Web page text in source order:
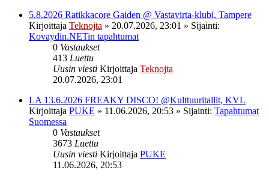
5.8.2026 Ratikkacore Gaiden @ Vastavirta-klubi, Tampere
Kirjoittaja Teknojta » 20.07.2026, 23:01 » Sijainti:
Kovaydin.NETin tapahtumat
0 Vastaukset
413 Luettu
Uusin viesti Kirjoittaja Teknojta
20.07.2026, 23:01
LA 13.6.2026 FREAKY DISCO! @Kulttuuritallit, KVL
Kirjoittaja PUKE » 11.06.2026, 20:53 » Sijainti: Tapahtumat
Suomessa
0 Vastaukset
3673 Luettu
Uusin viesti Kirjoittaja PUKE
11.06.2026, 20:53